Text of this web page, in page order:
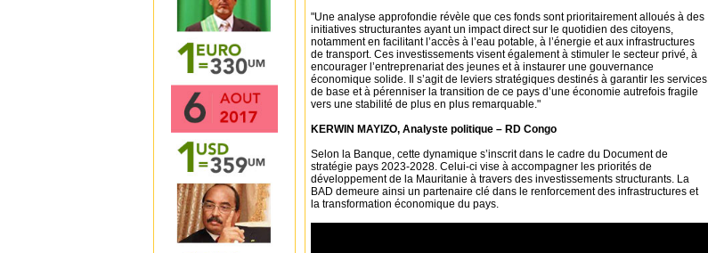
"Une analyse approfondie révèle que ces fonds sont prioritairement alloués à des
initiatives structurantes ayant un impact direct sur le quotidien des citoyens,
notamment en facilitant l’accès à l’eau potable, à l’énergie et aux infrastructures
de transport. Ces investissements visent également à stimuler le secteur privé, à
encourager l’entreprenariat des jeunes et à instaurer une gouvernance
économique solide. Il s’agit de leviers stratégiques destinés à garantir les services
de base et à pérenniser la transition de ce pays d’une économie autrefois fragile
vers une stabilité de plus en plus remarquable."
KERWIN MAYIZO, Analyste politique – RD Congo
Selon la Banque, cette dynamique s’inscrit dans le cadre du Document de
stratégie pays 2023-2028. Celui-ci vise à accompagner les priorités de
développement de la Mauritanie à travers des investissements structurants. La
BAD demeure ainsi un partenaire clé dans le renforcement des infrastructures et
la transformation économique du pays.